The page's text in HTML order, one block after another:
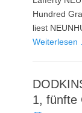
Hundred
liest
Weiterlesen
1, fünfte